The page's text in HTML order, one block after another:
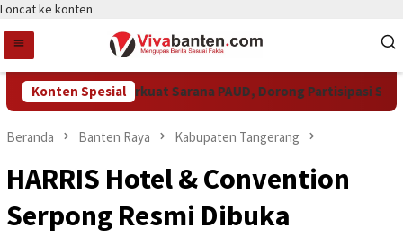
Loncat ke konten
Konten Spesial
Tangsel Perkuat Sarana PAUD, Dorong Partisipasi Sekolah
Beranda Banten Raya Kabupaten Tangerang
HARRIS Hotel & Convention
Serpong Resmi Dibuka